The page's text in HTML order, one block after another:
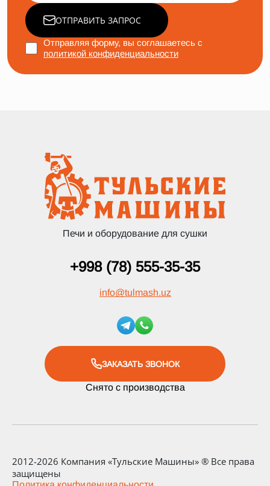
ОТПРАВИТЬ ЗАПРОС
Отправляя форму, вы соглашаетесь с
политикой конфиденциальности
Печи и оборудование для сушки
+998 (78) 555-35-35
info@tulmash.uz
ЗАКАЗАТЬ ЗВОНОК
Снято с производства
2012-2026 Компания «Тульские Машины» ® Все права
защищены